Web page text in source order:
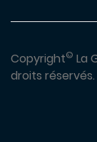
Copyright© La
droits réservés.